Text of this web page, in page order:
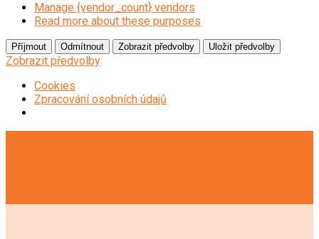
Manage {vendor_count} vendors
Read more about these purposes
Příjmout Odmítnout Zobrazit předvolby Uložit předvolby
Zobrazit předvolby
Cookies
Zpracování osobních údajů